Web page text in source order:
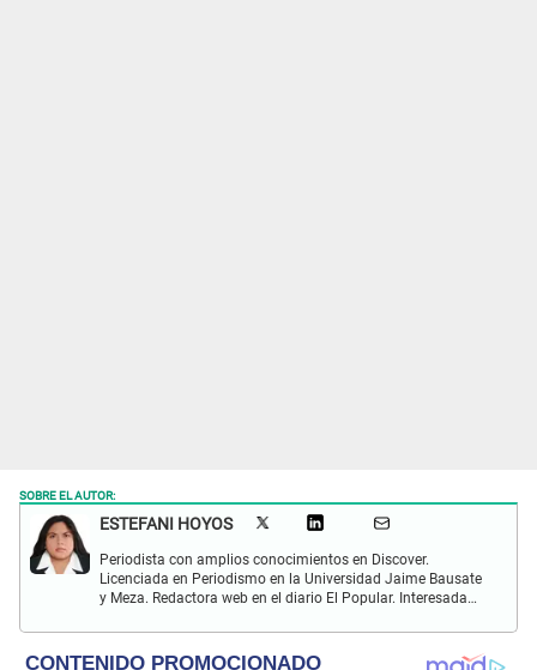
SOBRE EL AUTOR:
ESTEFANI HOYOS
Periodista con amplios conocimientos en Discover.
Licenciada en Periodismo en la Universidad Jaime Bausate
y Meza. Redactora web en el diario El Popular. Interesada
internacional; tendencias, películas y series.